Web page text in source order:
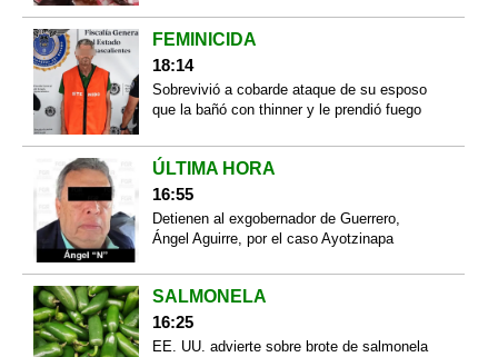
FEMINICIDA
18:14
Sobrevivió a cobarde ataque de su esposo
que la bañó con thinner y le prendió fuego
ÚLTIMA HORA
16:55
Detienen al exgobernador de Guerrero,
Ángel Aguirre, por el caso Ayotzinapa
SALMONELA
16:25
EE. UU. advierte sobre brote de salmonela